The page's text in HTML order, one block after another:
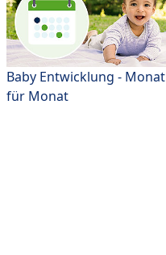
Baby Entwicklung - Monat
für Monat